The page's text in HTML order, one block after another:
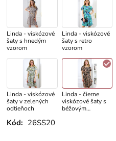
Linda - viskózové
šaty s hnedým
vzorom
Linda - viskózové
šaty s retro
vzorom
Linda - viskózové
šaty v zelených
odtieňoch
Linda - čierne
viskózové šaty s
béžovým
Kód: 26SS20